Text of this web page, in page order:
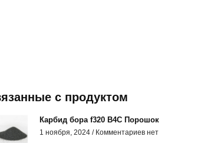
с продуктом
Карбид бора f320 B4C Порошок
1 ноября, 2024 Комментариев нет